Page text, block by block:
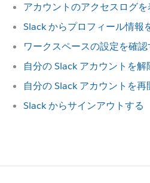
アカウントのアクセスログを
Slack からプロフィール情報
ワークスペースの設定を確認
自分の Slack アカウントを解
自分の Slack アカウントを再
Slack からサインアウトする